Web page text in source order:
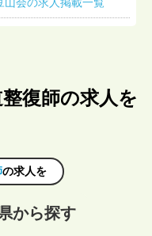
復師の求人を
の求人を
から探す